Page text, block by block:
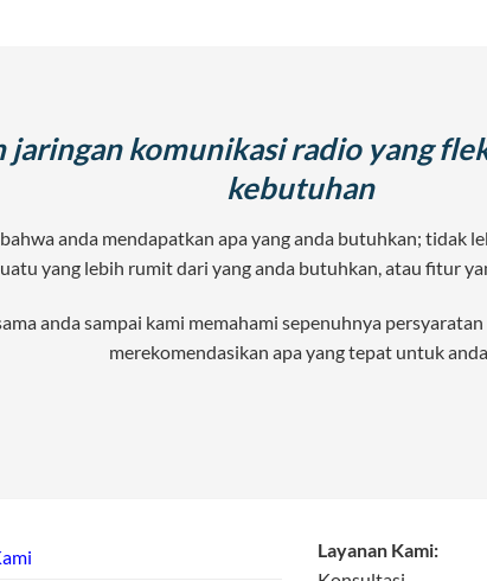
jaringan komunikasi radio yang
kebutuhan
anda mendapatkan apa yang anda butuhkan; tidak
yang lebih rumit dari yang anda butuhkan, atau fitur
anda sampai kami memahami sepenuhnya
merekomendasikan apa yang tepat untuk
Layanan Kami: